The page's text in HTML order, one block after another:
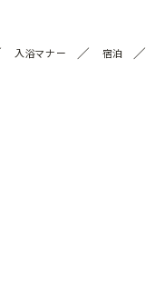
入浴マナー 宿泊